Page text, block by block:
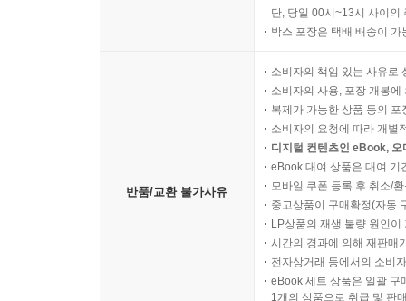
단, 당일 00시~13시 사이의
박스 포장은 택배 배송이
반품/교환 불가사유
소비자의 책임 있는 사유로
소비자의 사용, 포장 개봉
복제가 가능한 상품 등의
소비자의 요청에 따라 개별
디지털 컨텐츠인 eBook,
eBook 대여 상품은 대여 기
모바일 쿠폰 등록 후 취소/
중고상품이 구매확정(자동
LP상품의 재생 불량 원인
시간의 경과에 의해 재판매
전자상거래 등에서의 소비
eBook 세트 상품은 일괄 구
1개의 상품으로 취급 및 판